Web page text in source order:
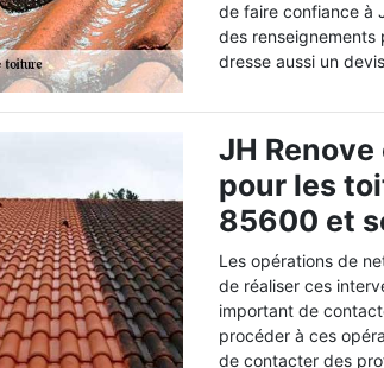
de faire confiance à
des renseignements
dresse aussi un
JH
pour les
85600 et
Les opérations de
de réaliser ces
important de
procéder à ces
de contacter des